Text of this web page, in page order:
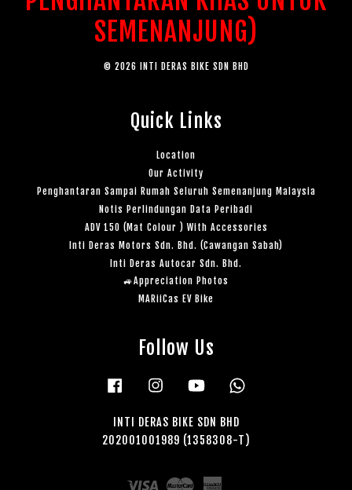
SEMENANJUNG)
© 2026 INTI DERAS BIKE SDN BHD
Quick Links
Location
Our Activity
Penghantaran Sampai Rumah Seluruh Semenanjung Malaysia
Notis Perlindungan Data Peribadi
ADV 150 (Mat Colour ) With Accessories
Inti Deras Motors Sdn. Bhd. (Cawangan Sabah)
Inti Deras Autocar Sdn. Bhd.
🚙Appreciation Photos
MARiiCas EV Bike
Follow Us
Facebook Instagram YouTube
INTI DERAS BIKE SDN BHD
202001001989 (1358308-T)
Visa Master